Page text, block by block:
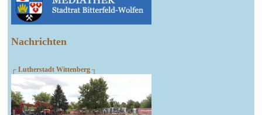
Nachrichten
┌ Lutherstadt Wittenberg ┐